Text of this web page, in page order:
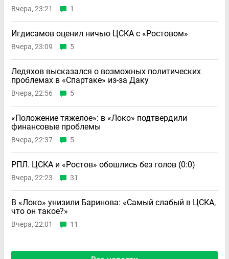
Вчера, 23:21 1
Игдисамов оценил ничью ЦСКА с «Ростовом»
Вчера, 23:09 5
Ледяхов высказался о возможных политических
проблемах в «Спартаке» из-за Даку
Вчера, 22:56 5
«Положение тяжелое»: в «Локо» подтвердили
финансовые проблемы
Вчера, 22:37 5
РПЛ. ЦСКА и «Ростов» обошлись без голов (0:0)
Вчера, 22:23 31
В «Локо» унизили Баринова: «Самый слабый в ЦСКА,
что он такое?»
Вчера, 22:01 11